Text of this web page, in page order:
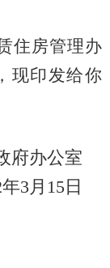
住房管理办
现印发给你
府办公室
15日